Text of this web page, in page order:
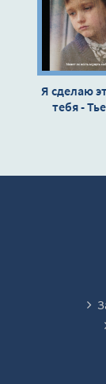
01_02_02_Мунир
01_03_08_Мунир
Я сделаю
тебя -